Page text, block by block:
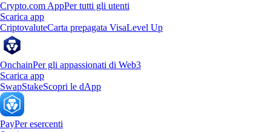
Crypto.com AppPer tutti gli utenti
Scarica app
CriptovaluteCarta prepagata VisaLevel Up
OnchainPer gli appassionati di Web3
Scarica app
SwapStakeScopri le dApp
PayPer esercenti